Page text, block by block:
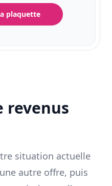
plaquette
revenus
situation actuelle
autre offre, puis